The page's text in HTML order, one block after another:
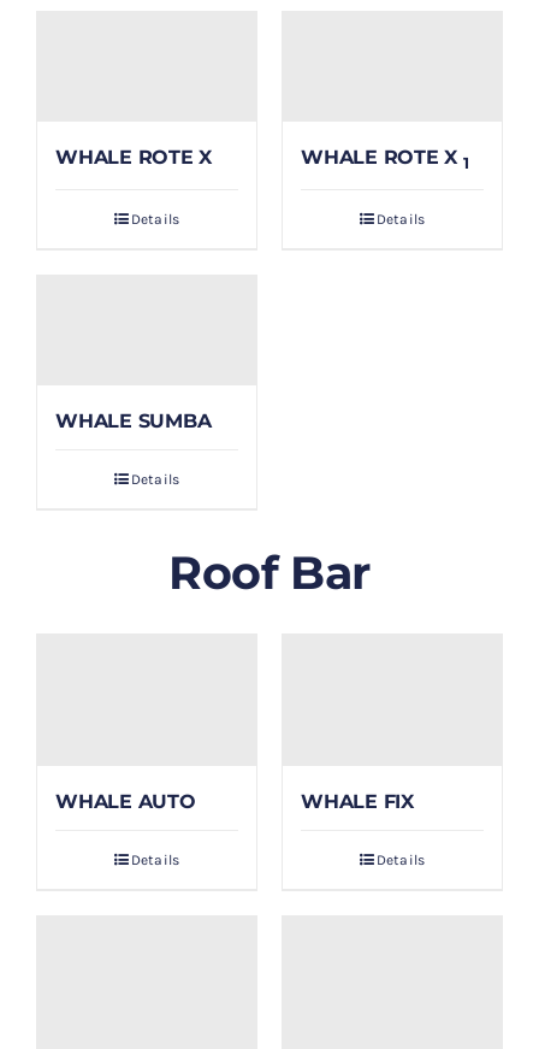
WHALE ROTE X
Details
WHALE ROTE X 1
Details
WHALE SUMBA
Details
Roof Bar
WHALE AUTO
Details
WHALE FIX
Details